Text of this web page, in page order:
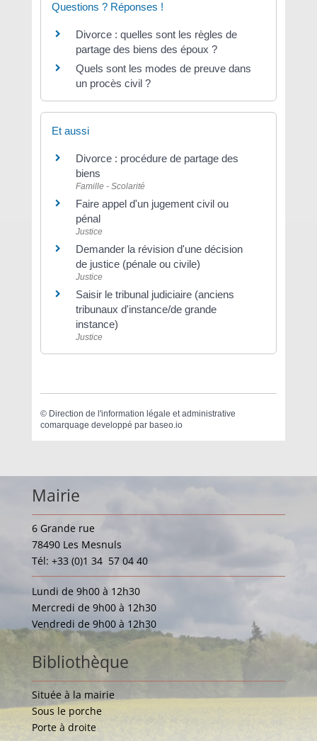
Questions ? Réponses !
Divorce : quelles sont les règles de
partage des biens des époux ?
Quels sont les modes de preuve dans
un procès civil ?
Et aussi
Divorce : procédure de partage des
biens
Famille - Scolarité
Faire appel d'un jugement civil ou
pénal
Justice
Demander la révision d'une décision
de justice (pénale ou civile)
Justice
Saisir le tribunal judiciaire (anciens
tribunaux d'instance/de grande
instance)
Justice
© Direction de l'information légale et administrative
comarquage developpé par baseo.io
Mairie
6 Grande rue
78490 Les Mesnuls
Tél: +33 (0)1 34 57 04 40
Lundi de 9h00 à 12h30
Mercredi de 9h00 à 12h30
Vendredi de 9h00 à 12h30
Bibliothèque
Située à la mairie
Sous le porche
Porte à droite